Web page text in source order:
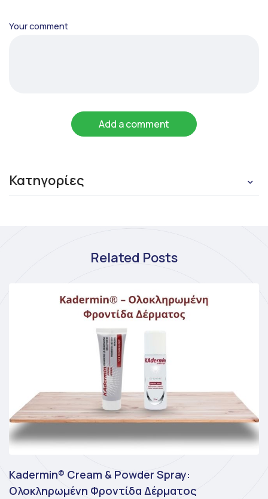
Your comment
Add a comment
Κατηγορίες
Related Posts
Kadermin® Cream & Powder Spray:
Ολοκληρωμένη Φροντίδα Δέρματος